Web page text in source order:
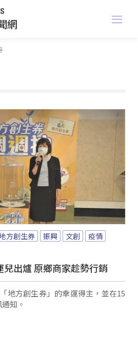
網
方創生券 振興 文創
疫情
出爐 原鄉商家趁勢行銷
地方創生券」的幸運得主，並在15
知。